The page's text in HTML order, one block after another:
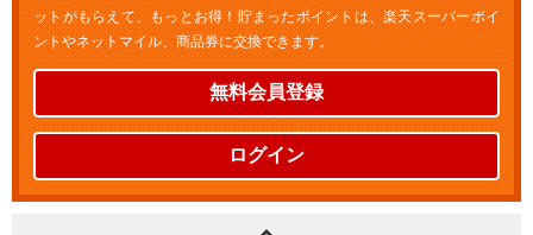
ットがもらえて、もっとお得！貯まったポイントは、楽天スーパーポイ
ントやネットマイル、商品券に交換できます。
無料会員登録
ログイン